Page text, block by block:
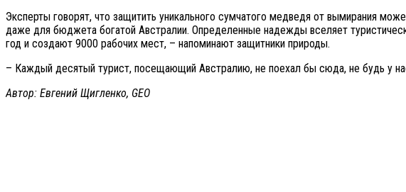
Эксперты говорят, что защитить уникального сумчатого медведя от вымирания
даже для бюджета богатой Австралии. Определенные надежды вселяет
год и создают 9000 рабочих мест, – напоминают защитники природы.
– Каждый десятый турист, посещающий Австралию, не поехал бы сюда, не будь у
Автор: Евгений Щигленко, GEO